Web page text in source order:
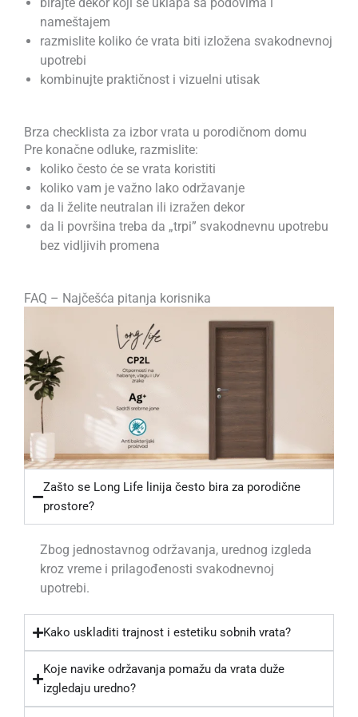
nameštajem
razmislite koliko će vrata biti izložena svakodnevnoj
upotrebi
kombinujte praktičnost i vizuelni utisak
Brza checklista za izbor vrata u porodičnom domu
Pre konačne odluke, razmislite:
koliko često će se vrata koristiti
koliko vam je važno lako održavanje
da li želite neutralan ili izražen dekor
da li površina treba da „trpi” svakodnevnu upotrebu
bez vidljivih promena
FAQ – Najčešća pitanja korisnika
Zašto se Long Life linija često bira za porodične
prostore?
Zbog jednostavnog održavanja, urednog izgleda
kroz vreme i prilagođenosti svakodnevnoj
upotrebi.
Kako uskladiti trajnost i estetiku sobnih vrata?
Koje navike održavanja pomažu da vrata duže
izgledaju uredno?